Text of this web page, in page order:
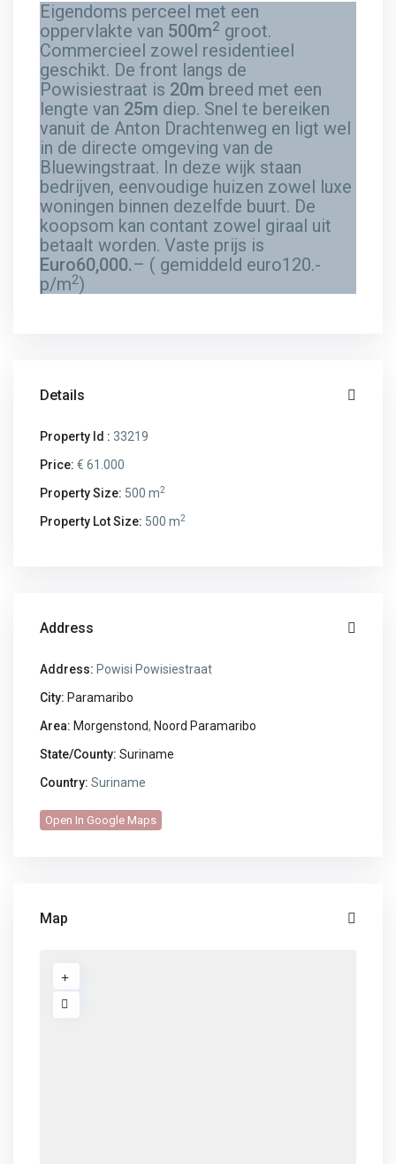
Eigendoms perceel met een
oppervlakte van 500m2 groot.
Commercieel zowel residentieel
geschikt. De front langs de
Powisiestraat is 20m breed met een
lengte van 25m diep. Snel te bereiken
vanuit de Anton Drachtenweg en ligt wel
in de directe omgeving van de
Bluewingstraat. In deze wijk staan
bedrijven, eenvoudige huizen zowel luxe
woningen binnen dezelfde buurt. De
koopsom kan contant zowel giraal uit
betaalt worden. Vaste prijs is
Euro60,000.– ( gemiddeld euro120.-
p/m2)
Details
Property Id : 33219
Price: € 61.000
Property Size: 500 m2
Property Lot Size: 500 m2
Address
Address: Powisi Powisiestraat
City: Paramaribo
Area: Morgenstond, Noord Paramaribo
State/County: Suriname
Country: Suriname
Open In Google Maps
Map